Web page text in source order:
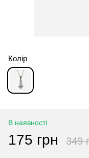
Колір
В наявності
175 грн 349